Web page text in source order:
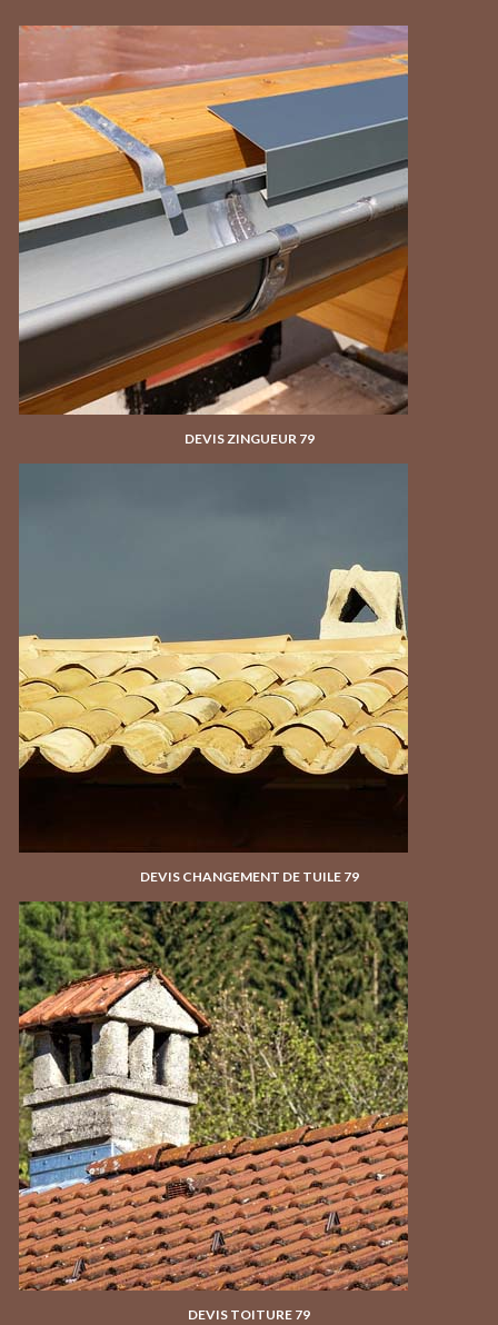
DEVIS ZINGUEUR 79
DEVIS CHANGEMENT DE TUILE 79
DEVIS TOITURE 79